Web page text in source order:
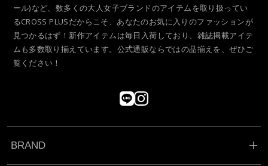
ール)など、数多くの大人女子ブランドのアイテムを取り扱ってい
るCROSS PLUSだからこそ、あなたのお気に入りのファッションが
見つかるはず！新作アイテムは毎日入荷しており、雑誌掲載アイテ
ムも多数取り揃えています。公式通販ならではの品揃えを、ぜひご
覧ください！
BRAND